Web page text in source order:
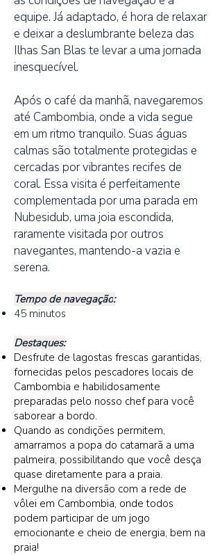
equipe. Já adaptado, é hora de relaxar
e deixar a deslumbrante beleza das
Ilhas San Blas te levar a uma jornada
inesquecível.
Após o café da manhã, navegaremos
até Cambombia, onde a vida segue
em um ritmo tranquilo. Suas águas
calmas são totalmente protegidas e
cercadas por vibrantes recifes de
coral. Essa visita é perfeitamente
complementada por uma parada em
Nubesidub, uma joia escondida,
raramente visitada por outros
navegantes, mantendo-a vazia e
serena.
Tempo de navegação:
45 minutos
Destaques:
Desfrute de lagostas frescas garantidas,
fornecidas pelos pescadores locais de
Cambombia e habilidosamente
preparadas pelo nosso chef para você
saborear a bordo.
Quando as condições permitem,
amarramos a popa do catamarã a uma
palmeira, possibilitando que você desça
quase diretamente para a praia.
Mergulhe na diversão com a rede de
vôlei em Cambombia, onde todos
podem participar de um jogo
emocionante e cheio de energia, bem na
praia!